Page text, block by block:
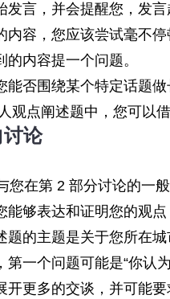
发言，并会提醒您，发
内容，您应该尝试毫不
的内容提一个问题。
能否围绕某个特定话题
观点阐述题中，您可以
论
您在第 2 部分讨论的一
能够表达和证明您的观
题的主题是关于您所在
第一个问题可能是“你认
开更多的交谈，并可能